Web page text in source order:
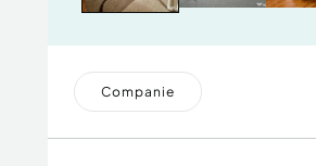
Companie